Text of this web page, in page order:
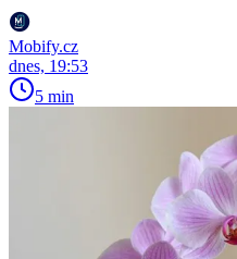
Mobify.cz
dnes, 19:53
5 min